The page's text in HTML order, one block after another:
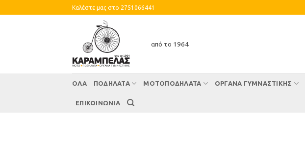
to
Καλέστε μας στο 2751066441
από το 1964
ΌΛΑ ΠΟΔΗΛΑΤΑ ΜΟΤΟΠΟΔΗΛΑΤΑ ΟΡΓΑΝΑ ΓΥΜΝΑΣΤΙΚΗΣ
ΕΠΙΚΟΙΝΩΝΙΑ